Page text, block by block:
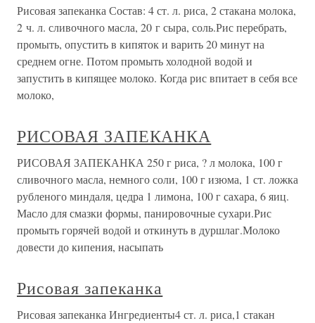
Рисовая запеканка Состав: 4 ст. л. риса, 2 стакана молока,
2 ч. л. сливочного масла, 20 г сыра, соль.Рис перебрать,
промыть, опустить в кипяток и варить 20 минут на
среднем огне. Потом промыть холодной водой и
запустить в кипящее молоко. Когда рис впитает в себя все
молоко,
РИСОВАЯ ЗАПЕКАНКА
РИСОВАЯ ЗАПЕКАНКА 250 г риса, ? л молока, 100 г
сливочного масла, немного соли, 100 г изюма, 1 ст. ложка
рубленого миндаля, цедра 1 лимона, 100 г сахара, 6 яиц.
Масло для смазки формы, панировочные сухари.Рис
промыть горячей водой и откинуть в дуршлаг.Молоко
довести до кипения, насыпать
Рисовая запеканка
Рисовая запеканка Ингредиенты4 ст. л. риса,1 стакан